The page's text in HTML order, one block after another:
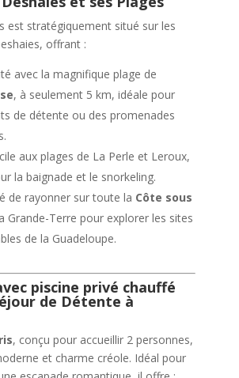
est stratégiquement situé sur les
offrant :
avec la magnifique plage de
, à seulement 5 km, idéale pour
de détente ou des promenades
aux plages de La Perle et Leroux,
la baignade et le snorkeling.
de rayonner sur toute la Côte sous
Grande-Terre pour explorer les sites
de la Guadeloupe.
piscine privé chauffé
de Détente à
, conçu pour accueillir 2 personnes,
et charme créole. Idéal pour